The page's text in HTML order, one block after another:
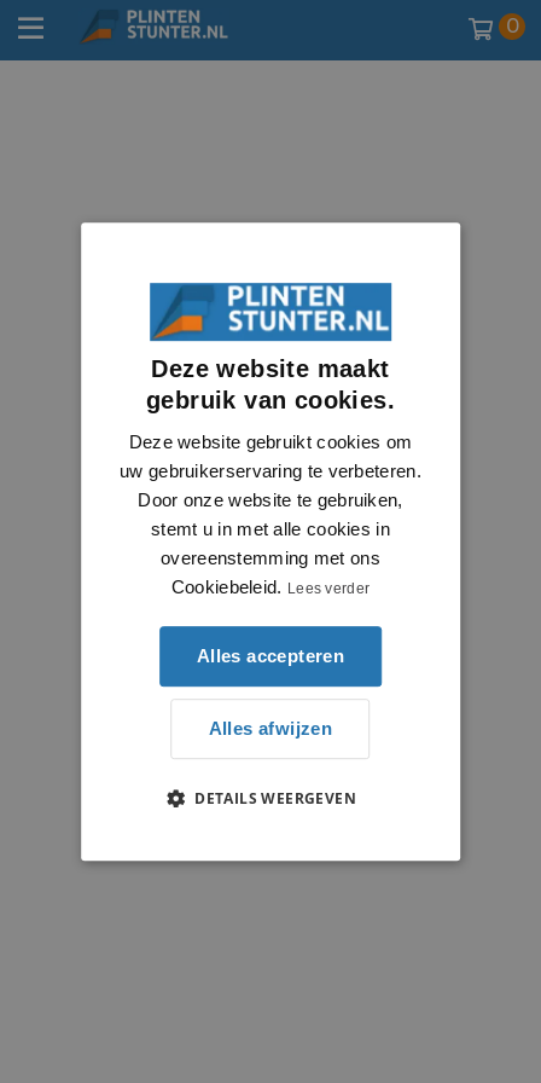
0
Deze website maakt
gebruik van cookies.
Deze website gebruikt cookies om
uw gebruikerservaring te verbeteren.
Door onze website te gebruiken,
stemt u in met alle cookies in
overeenstemming met ons
Cookiebeleid. Lees verder
Alles accepteren
Alles afwijzen
DETAILS WEERGEVEN